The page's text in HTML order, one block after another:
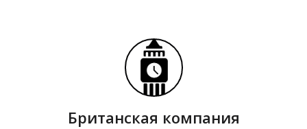
Т
А
Британская компания